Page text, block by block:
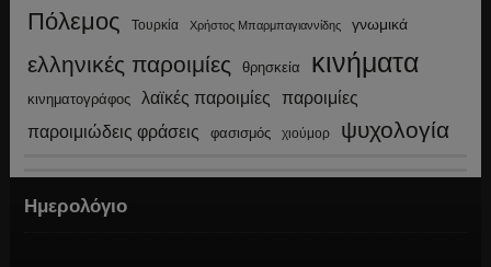
Πόλεμος Τουρκία Χρήστος Μπαρμπαγιαννίδης γνωμικά
ελληνικές παροιμίες θρησκεία κινήματα
κινηματογράφος λαϊκές παροιμίες παροιμίες
παροιμιώδεις φράσεις φασισμός χιούμορ ψυχολογία
Ημερολόγιο